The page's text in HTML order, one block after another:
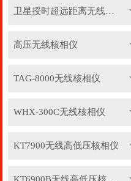
卫星授时超远距离无线核相器
高压无线核相仪
TAG-8000无线核相仪
WHX-300C无线核相仪
KT7900无线高低压核相仪